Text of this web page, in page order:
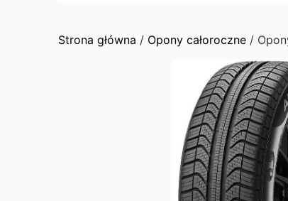
Strona główna / Opony całoroczne /